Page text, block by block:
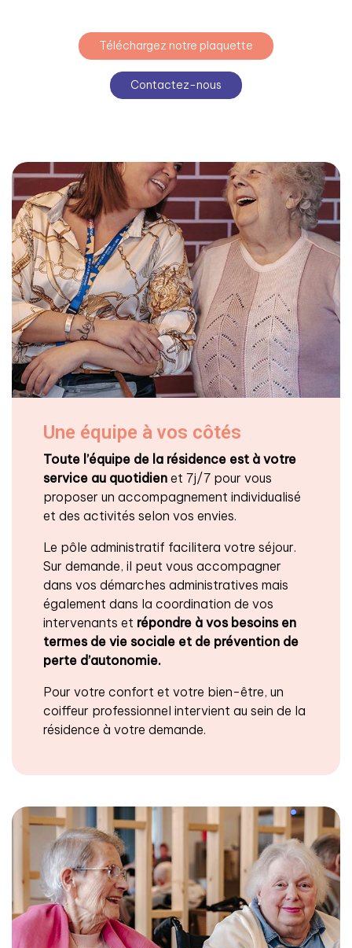
Téléchargez notre plaquette
Contactez-nous
Une équipe à vos côtés
Toute l’équipe de la résidence est à votre
service au quotidien et 7j/7 pour vous
proposer un accompagnement individualisé
et des activités selon vos envies.
Le pôle administratif facilitera votre séjour.
Sur demande, il peut vous accompagner
dans vos démarches administratives mais
également dans la coordination de vos
intervenants et répondre à vos besoins en
termes de vie sociale et de prévention de
perte d’autonomie.
Pour votre confort et votre bien-être, un
coiffeur professionnel intervient au sein de la
résidence à votre demande.